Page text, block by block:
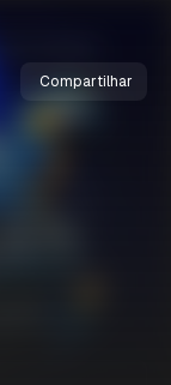
Compartilhar